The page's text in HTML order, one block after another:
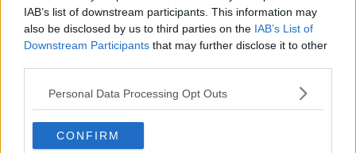
IAB’s list of downstream participants. This information may
also be disclosed by us to third parties on the IAB’s List of
Downstream Participants that may further disclose it to other
Personal Data Processing Opt Outs
CONFIRM
Foggiano, erano altamente specializzati nella commissione di
seriali di veicoli commerciali. Gli episodi a loro ricondotti sono 41,
commessi oltre che in Toscana e a San Marino anche nelle
base logistica era nel Pisano
: lì avvenivano le
contraffazioni di telaio e la predisposizione di targhe e documenti